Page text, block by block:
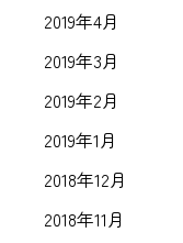
2019年4月
2019年3月
2019年2月
2019年1月
2018年12月
2018年11月